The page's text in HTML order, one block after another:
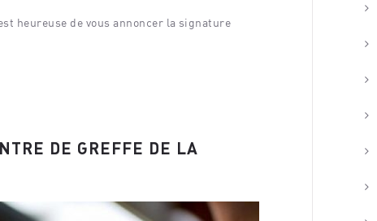
heureuse de vous annoncer la signature
DE GREFFE DE LA